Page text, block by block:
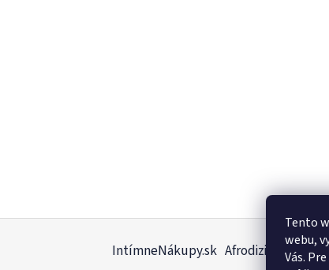
Tento
webu,
Vás.
Z
IntímneNákupy.sk Afrodiziakálne